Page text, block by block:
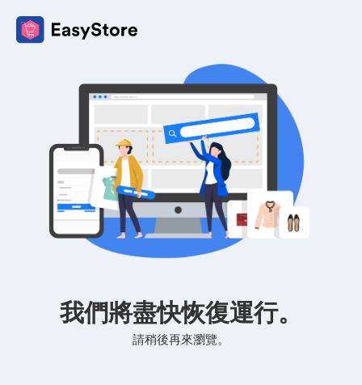
我們將盡快恢復運行。
請稍後再來瀏覽。